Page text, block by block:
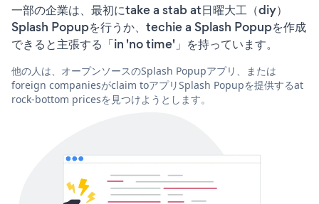
一部の企業は、最初にtake a stab at日曜大工（diy）
Splash Popupを行うか、techie a Splash Popupを作成
できると主張する「in 'no time'」を持っています。
他の人は、オープンソースのSplash Popupアプリ、または
foreign companiesがclaim toアプリSplash Popupを提供するat
rock-bottom pricesを見つけようとします。